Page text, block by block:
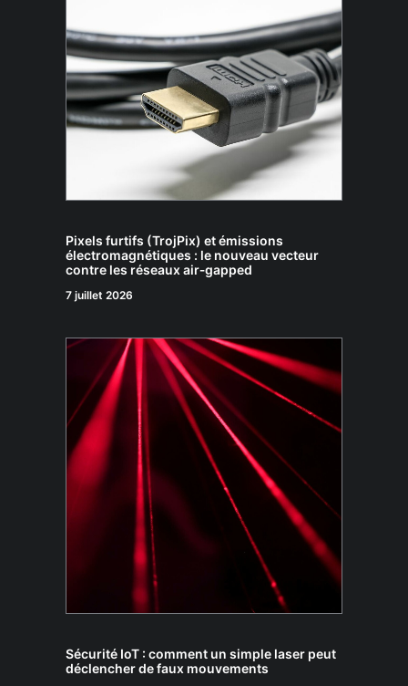
Pixels furtifs (TrojPix) et émissions
électromagnétiques : le nouveau vecteur
contre les réseaux air‑gapped
7 juillet 2026
Sécurité IoT : comment un simple laser peut
déclencher de faux mouvements